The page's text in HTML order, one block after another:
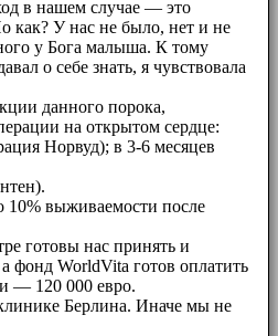
в нашем случае — это
как? У нас не было, нет и не
у Бога малыша. К тому
о себе знать, я чувствовала
данного порока,
на открытом сердце:
Норвуд); в 3-6 месяцев
10% выживаемости после
готовы нас принять и
фонд WorldVita готов оплатить
— 120 000 евро.
Берлина. Иначе мы не